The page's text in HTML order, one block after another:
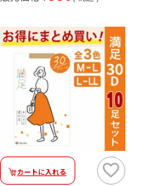
カートに入れる